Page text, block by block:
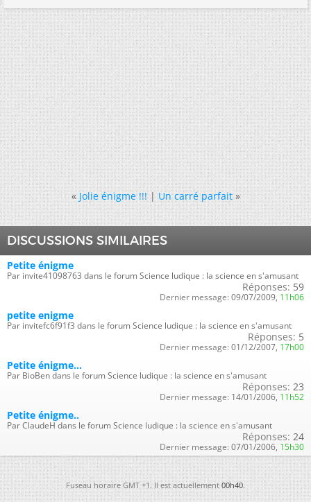
« Jolie énigme !!!|Un carré parfait »
DISCUSSIONS SIMILAIRES
Petite énigme
Par invite41098763 dans le forum Science ludique : la science en s'amusant
Réponses: 59
Dernier message: 09/07/2009, 11h06
petite enigme
Par invitefc6f91f3 dans le forum Science ludique : la science en s'amusant
Réponses: 5
Dernier message: 01/12/2007, 17h00
Petite énigme...
Par BioBen dans le forum Science ludique : la science en s'amusant
Réponses: 23
Dernier message: 14/01/2006, 11h52
Petite énigme..
Par ClaudeH dans le forum Science ludique : la science en s'amusant
Réponses: 24
Dernier message: 07/01/2006, 15h30
Fuseau horaire GMT +1. Il est actuellement00h40.